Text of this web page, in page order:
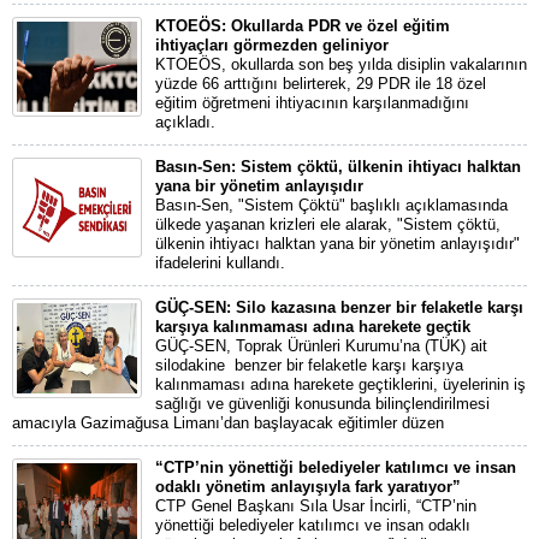
KTOEÖS: Okullarda PDR ve özel eğitim
ihtiyaçları görmezden geliniyor
KTOEÖS, okullarda son beş yılda disiplin vakalarının
yüzde 66 arttığını belirterek, 29 PDR ile 18 özel
eğitim öğretmeni ihtiyacının karşılanmadığını
açıkladı.
Basın-Sen: Sistem çöktü, ülkenin ihtiyacı halktan
yana bir yönetim anlayışıdır
Basın-Sen, "Sistem Çöktü" başlıklı açıklamasında
ülkede yaşanan krizleri ele alarak, "Sistem çöktü,
ülkenin ihtiyacı halktan yana bir yönetim anlayışıdır"
ifadelerini kullandı.
GÜÇ-SEN: Silo kazasına benzer bir felaketle karşı
karşıya kalınmaması adına harekete geçtik
GÜÇ-SEN, Toprak Ürünleri Kurumu’na (TÜK) ait
silodakine benzer bir felaketle karşı karşıya
kalınmaması adına harekete geçtiklerini, üyelerinin iş
sağlığı ve güvenliği konusunda bilinçlendirilmesi
amacıyla Gazimağusa Limanı’dan başlayacak eğitimler düzen
“CTP’nin yönettiği belediyeler katılımcı ve insan
odaklı yönetim anlayışıyla fark yaratıyor”
CTP Genel Başkanı Sıla Usar İncirli, “CTP’nin
yönettiği belediyeler katılımcı ve insan odaklı